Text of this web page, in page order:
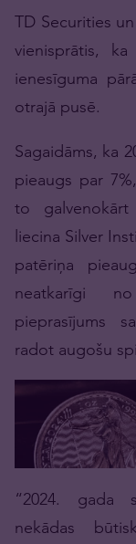
TD Securities
vienisprātis,
ienesīguma
otrajā pusē.
Sagaidāms, ka
pieaugs par
to galvenokārt
liecina Silver
patēriņa
neatkarīgi
pieprasījums
radot augošu
“2024. gada
nekādas